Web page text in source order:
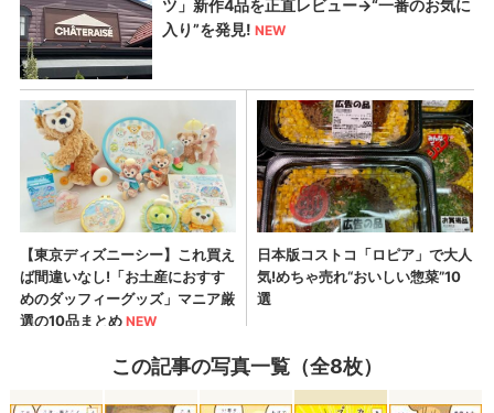
この記事の写真一覧（全8枚）